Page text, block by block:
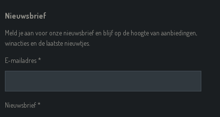
Nieuwsbrief
Meld je aan voor onze nieuwsbrief en blijf op de hoogte van aanbiedingen,
winacties en de laatste nieuwtjes.
E-mailadres *
Nieuwsbrief *